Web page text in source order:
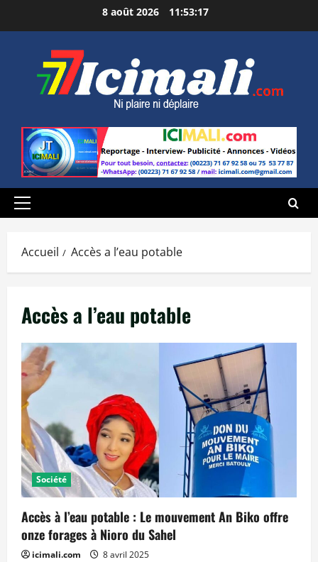
au
8 août 2026 11:53:18
Menu
Accueil Accès a l’eau potable
Accès a l’eau potable
Société
Accès à l’eau potable : Le mouvement An Biko offre
onze forages à Nioro du Sahel
icimali.com 8 avril 2025